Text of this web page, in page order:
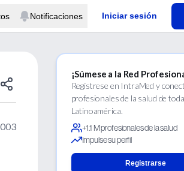
Notificaciones Iniciar sesión
¡Súmese a la Red
Regístrese en IntraMed y
profesionales de la salud de toda
Latinoamérica.
+1.1 M profesionales de la salud
Impulse su perfil
Registrarse